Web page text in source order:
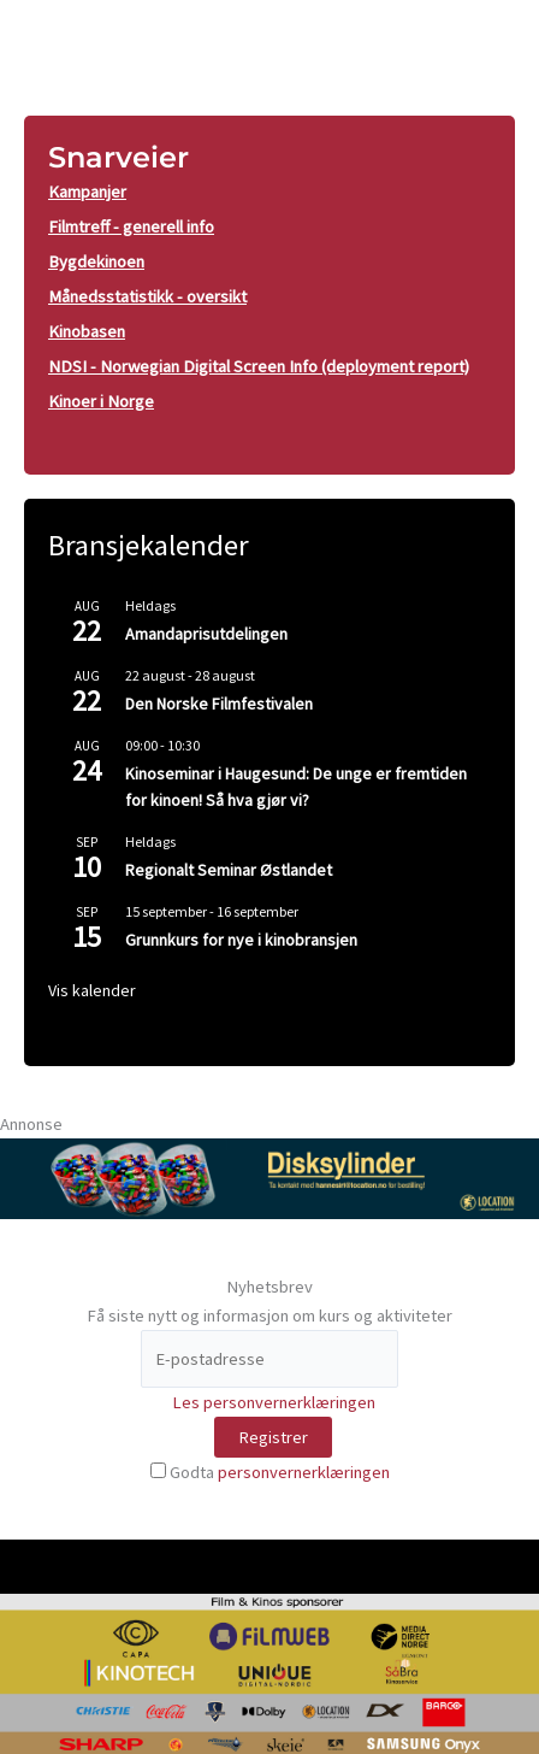
Snarveier
Kampanjer
Filmtreff - generell info
Bygdekinoen
Månedsstatistikk - oversikt
Kinobasen
NDSI - Norwegian Digital Screen Info (deployment report)
Kinoer i Norge
Bransjekalender
AUG
22
Heldags
Amandaprisutdelingen
AUG
22
22 august-28 august
Den Norske Filmfestivalen
AUG
24
09:00- 10:30
Kinoseminar i Haugesund: De unge er fremtiden
for kinoen! Så hva gjør vi?
SEP
10
Heldags
Regionalt Seminar Østlandet
SEP
15
15 september- 16 september
Grunnkurs for nye i kinobransjen
Vis kalender
Annonse
Nyhetsbrev
Få siste nytt og informasjon om kurs og aktiviteter
Les personvernerklæringen
Godta personvernerklæringen